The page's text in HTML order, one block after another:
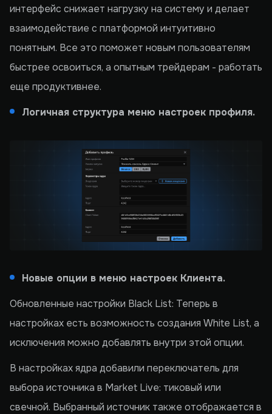
интерфейс снижает нагрузку на систему и делает
взаимодействие с платформой интуитивно
понятным. Все это поможет новым пользователям
быстрее освоиться, а опытным трейдерам - работать
еще продуктивнее.
Логичная структура меню настроек профиля.
Новые опции в меню настроек Клиента.
Обновленные настройки Black List: Теперь в
настройках есть возможность создания White List, а
исключения можно добавлять внутри этой опции.
В настройках ядра добавили переключатель для
выбора источника в Market Live: тиковый или
свечной. Выбранный источник также отображается в